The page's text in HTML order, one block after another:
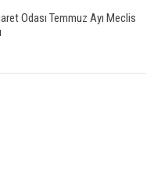
Odası Temmuz Ayı Meclis